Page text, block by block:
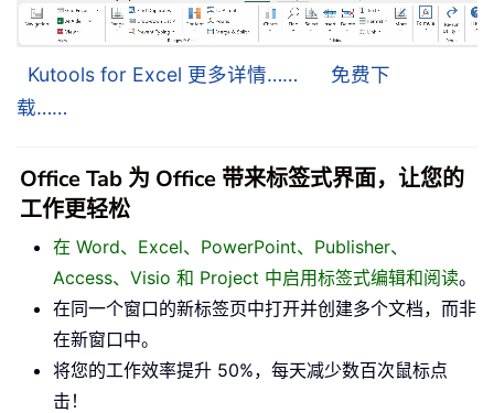
Kutools for Excel 更多详情……
免费下
载……
Office Tab 为 Office 带来标签式界面，让您的
工作更轻松
在 Word、Excel、PowerPoint、Publisher、
Access、Visio 和 Project 中启用标签式编辑和阅读。
在同一个窗口的新标签页中打开并创建多个文档，而非
在新窗口中。
将您的工作效率提升 50%，每天减少数百次鼠标点
击！